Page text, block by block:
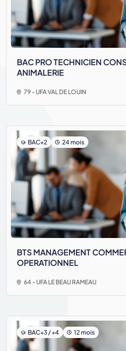
BAC PRO TECHNICIEN
ANIMALERIE
79 - UFA VAL DE LOUIN
BAC+2 24 mois
BTS MANAGEMENT
OPERATIONNEL
64 - UFA LE BEAU RAMEAU
BAC+3 / +4 12 mois